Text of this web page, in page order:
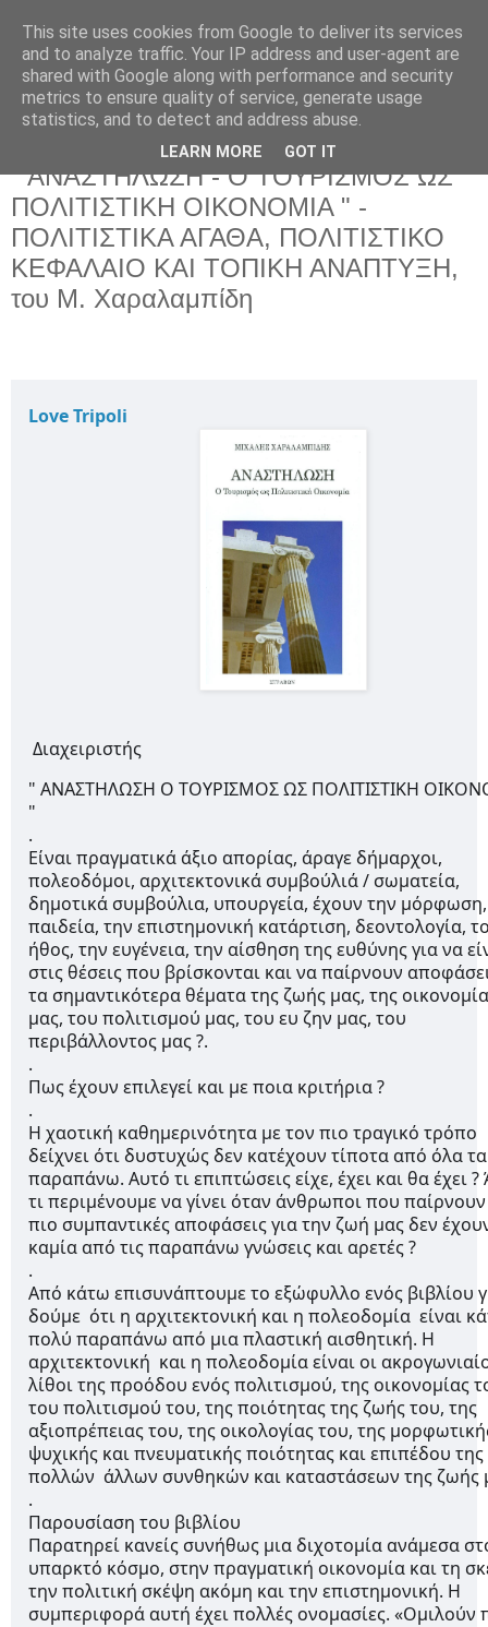
Πέμπτη 23 Ιουνίου 2022
" ΑΝΑΣΤΗΛΩΣΗ - Ο ΤΟΥΡΙΣΜΟΣ ΩΣ
ΠΟΛΙΤΙΣΤΙΚΗ ΟΙΚΟΝΟΜΙΑ " -
ΠΟΛΙΤΙΣΤΙΚΑ ΑΓΑΘΑ, ΠΟΛΙΤΙΣΤΙΚΟ
ΚΕΦΑΛΑΙΟ ΚΑΙ ΤΟΠΙΚΗ ΑΝΑΠΤΥΞΗ,
του Μ. Χαραλαμπίδη
Love Tripoli
Διαχειριστής
" ΑΝΑΣΤΗΛΩΣΗ Ο ΤΟΥΡΙΣΜΟΣ ΩΣ ΠΟΛΙΤΙΣΤΙΚΗ
"
.
Είναι πραγματικά άξιο απορίας, άραγε δήμαρχοι,
πολεοδόμοι, αρχιτεκτονικά συμβούλιά / σωματεία,
δημοτικά συμβούλια, υπουργεία, έχουν την
παιδεία, την επιστημονική κατάρτιση, δεοντολογία,
ήθος, την ευγένεια, την αίσθηση της ευθύνης για να
στις θέσεις που βρίσκονται και να παίρνουν
τα σημαντικότερα θέματα της ζωής μας, της
μας, του πολιτισμού μας, του ευ ζην μας, του
περιβάλλοντος μας ?.
.
Πως έχουν επιλεγεί και με ποια κριτήρια ?
.
Η χαοτική καθημερινότητα με τον πιο τραγικό τρόπο
δείχνει ότι δυστυχώς δεν κατέχουν τίποτα από όλα τα
παραπάνω. Αυτό τι επιπτώσεις είχε, έχει και θα έχει ?
τι περιμένουμε να γίνει όταν άνθρωποι που παίρνουν
πιο συμπαντικές αποφάσεις για την ζωή μας δεν
καμία από τις παραπάνω γνώσεις και αρετές ?
.
Από κάτω επισυνάπτουμε το εξώφυλλο ενός βιβλίου
δούμε  ότι η αρχιτεκτονική και η πολεοδομία  είναι
πολύ παραπάνω από μια πλαστική αισθητική. Η
αρχιτεκτονική  και η πολεοδομία είναι οι
λίθοι της προόδου ενός πολιτισμού, της οικονομίας
του πολιτισμού του, της ποιότητας της ζωής του, της
αξιοπρέπειας του, της οικολογίας του, της
ψυχικής και πνευματικής ποιότητας και επιπέδου της
πολλών  άλλων συνθηκών και καταστάσεων της
.
Παρουσίαση του βιβλίου
Παρατηρεί κανείς συνήθως μια διχοτομία ανάμεσα
υπαρκτό κόσμο, στην πραγματική οικονομία και τη
την πολιτική σκέψη ακόμη και την επιστημονική. Η
συμπεριφορά αυτή έχει πολλές ονομασίες. «Ομιλούν
This site uses cookies from Google to deliver its services
and to analyze traffic. Your IP address and user-agent are
shared with Google along with performance and security
metrics to ensure quality of service, generate usage
statistics, and to detect and address abuse.
LEARN MORE GOT IT